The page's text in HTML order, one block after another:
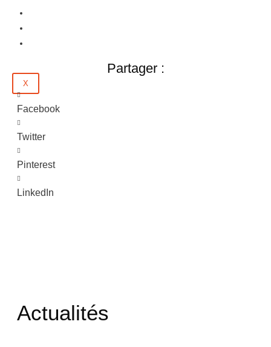
X
Partager :
Facebook
Twitter
Pinterest
LinkedIn
Actualités